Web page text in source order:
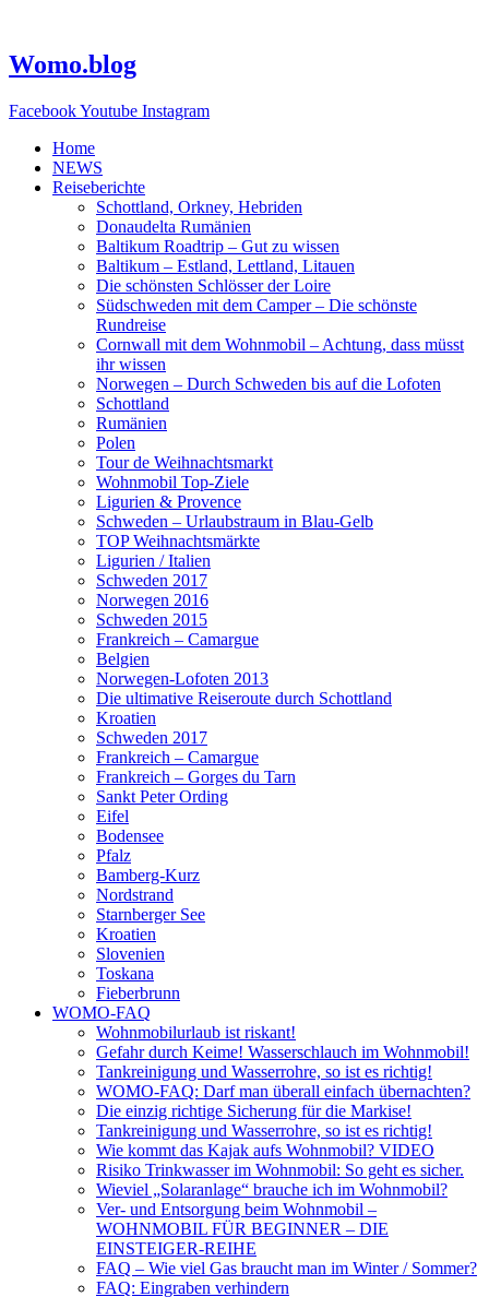
springen
Womo.blog
FacebookYoutube Instagram
Home
NEWS
Reiseberichte
Schottland, Orkney, Hebriden
Donaudelta Rumänien
Baltikum Roadtrip – Gut zu wissen
Baltikum – Estland, Lettland, Litauen
Die schönsten Schlösser der Loire
Südschweden mit dem Camper – Die schönste
Rundreise
Cornwall mit dem Wohnmobil – Achtung, dass müsst
ihr wissen
Norwegen – Durch Schweden bis auf die Lofoten
Schottland
Rumänien
Polen
Tour de Weihnachtsmarkt
Wohnmobil Top-Ziele
Ligurien & Provence
Schweden – Urlaubstraum in Blau-Gelb
TOP Weihnachtsmärkte
Ligurien / Italien
Schweden 2017
Norwegen 2016
Schweden 2015
Frankreich – Camargue
Belgien
Norwegen-Lofoten 2013
Die ultimative Reiseroute durch Schottland
Kroatien
Schweden 2017
Frankreich – Camargue
Frankreich – Gorges du Tarn
Sankt Peter Ording
Eifel
Bodensee
Pfalz
Bamberg-Kurz
Nordstrand
Starnberger See
Kroatien
Slovenien
Toskana
Fieberbrunn
WOMO-FAQ
Wohnmobilurlaub ist riskant!
Gefahr durch Keime! Wasserschlauch im Wohnmobil!
Tankreinigung und Wasserrohre, so ist es richtig!
WOMO-FAQ: Darf man überall einfach übernachten?
Die einzig richtige Sicherung für die Markise!
Tankreinigung und Wasserrohre, so ist es richtig!
Wie kommt das Kajak aufs Wohnmobil? VIDEO
Risiko Trinkwasser im Wohnmobil: So geht es sicher.
Wieviel „Solaranlage“ brauche ich im Wohnmobil?
Ver- und Entsorgung beim Wohnmobil –
WOHNMOBIL FÜR BEGINNER – DIE
EINSTEIGER-REIHE
FAQ – Wie viel Gas braucht man im Winter / Sommer?
FAQ: Eingraben verhindern